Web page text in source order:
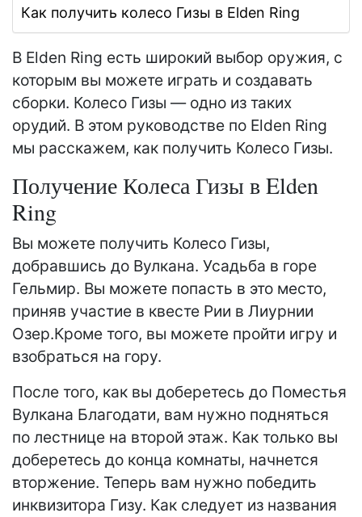
Как получить колесо Гизы в Elden Ring
В Elden Ring есть широкий выбор оружия, с
которым вы можете играть и создавать
сборки. Колесо Гизы — одно из таких
орудий. В этом руководстве по Elden Ring
мы расскажем, как получить Колесо Гизы.
Получение Колеса Гизы в Elden
Ring
Вы можете получить Колесо Гизы,
добравшись до Вулкана. Усадьба в горе
Гельмир. Вы можете попасть в это место,
приняв участие в квесте Рии в Лиурнии
Озер.Кроме того, вы можете пройти игру и
взобраться на гору.
После того, как вы доберетесь до Поместья
Вулкана Благодати, вам нужно подняться
по лестнице на второй этаж. Как только вы
доберетесь до конца комнаты, начнется
вторжение. Теперь вам нужно победить
инквизитора Гизу. Как следует из названия